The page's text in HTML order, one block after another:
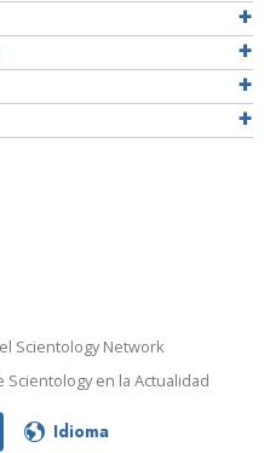
Scientology Network
en la Actualidad
Idioma